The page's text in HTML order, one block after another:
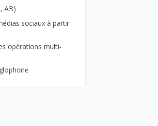
AB)
sociaux à partir
opérations multi-